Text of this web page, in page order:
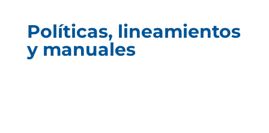
Políticas, lineamientos
y manuales